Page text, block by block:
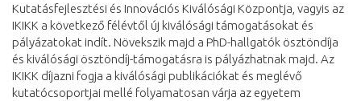
Kutatásfejlesztési és Innovációs Kiválósági Központja, vagyis az
IKIKK a következő félévtől új kiválósági támogatásokat és
pályázatokat indít. Növekszik majd a PhD-hallgatók ösztöndíja
és kiválósági ösztöndíj-támogatásra is pályázhatnak majd. Az
IKIKK díjazni fogja a kiválósági publikációkat és meglévő
kutatócsoportjai mellé folyamatosan várja az egyetem